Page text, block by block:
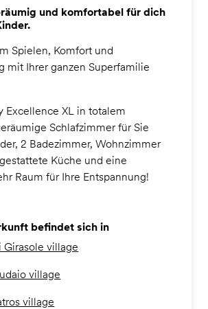
und komfortabel für dich
Spielen, Komfort und
mit Ihrer ganzen Superfamilie
Excellence XL in totalem
Schlafzimmer für Sie
2 Badezimmer, Wohnzimmer
Küche und eine
Raum für Ihre Entspannung!
befindet sich in
Girasole village
village
village